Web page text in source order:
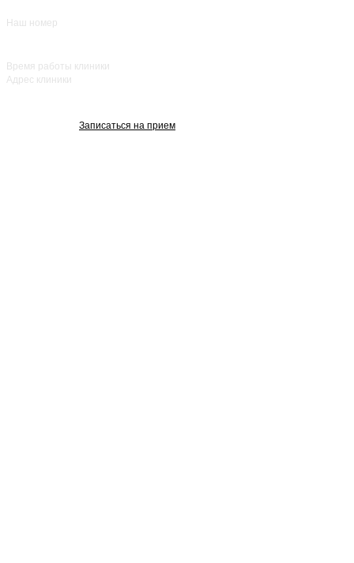
Наш номер
Время работы клиники
Адрес клиники
Записаться на прием